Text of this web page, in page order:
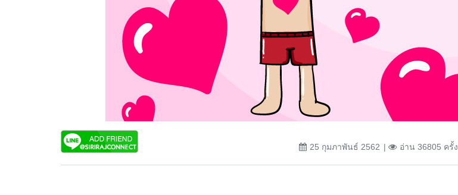
25 กุมภาพันธ์ 2562 อ่าน 36805 ครั้ง